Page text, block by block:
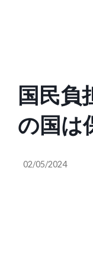
宗教ク
り、ポ
軍が前
国民負
の国は
まで無
02/05/2024